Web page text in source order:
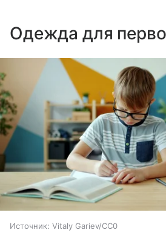
Одежда для
Источник: Vitaly Gariev/CC0